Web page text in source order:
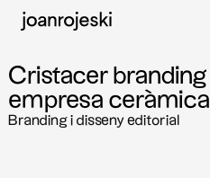
Cristacer branding
empresa ceràmica
Branding i disseny editorial